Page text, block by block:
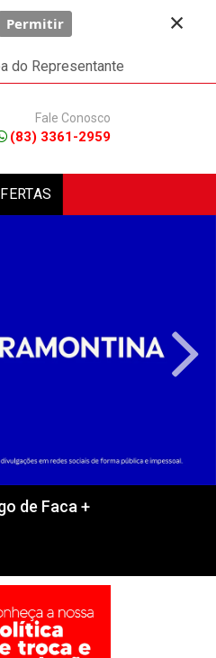
Permitir ×
do Representante
Fale Conosco
(83) 3361-2959
de Faca +